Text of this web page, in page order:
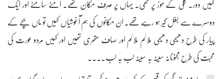
کہیں دور۔ گلی کے موڑ پر تھی۔ یہاں پر صرف مکان تھے۔ آمنے سامنے اور ایک
دوسرے سے بغل گیر ہو رہے تھے۔ ان مکانوں کی ہم آغوشیاں کہیں تو ماں بچے کے
پیار کی طرح دھیمی دھیمی ملائم ملائم اور صاف ستھری تھیں اور کہیں مردو عورت کی
محبت کی طرح مجنونانہ سینہ بہ سینہ لب بہ لب....